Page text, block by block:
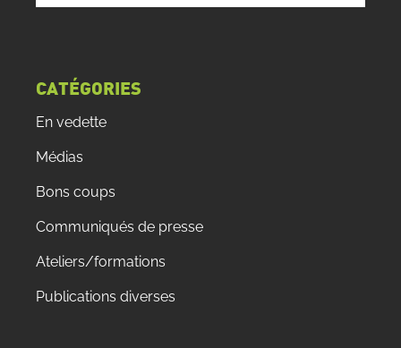
CATÉGORIES
En vedette
Médias
Bons coups
Communiqués de presse
Ateliers/formations
Publications diverses